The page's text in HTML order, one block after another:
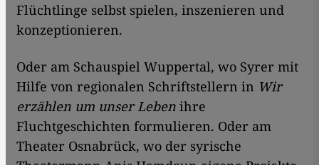
Flüchtlinge selbst spielen, inszenieren und
konzeptionieren.
Oder am Schauspiel Wuppertal, wo Syrer mit
Hilfe von regionalen Schriftstellern in Wir
erzählen um unser Leben ihre
Fluchtgeschichten formulieren. Oder am
Theater Osnabrück, wo der syrische